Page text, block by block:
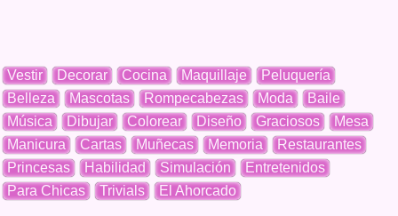
Vestir Decorar Cocina Maquillaje
Peluquería
Belleza
Mascotas Rompecabezas Moda
Baile
Música
Dibujar Colorear Diseño Graciosos
Mesa
Manicura
Cartas Muñecas Memoria
Restaurantes
Princesas
Habilidad Simulación
Entretenidos
Para Chicas
Trivials El Ahorcado